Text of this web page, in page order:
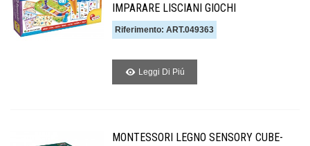
IMPARARE LISCIANI GIOCHI
Riferimento: ART.049363
Leggi Di Piú
MONTESSORI LEGNO SENSORY CUBE-